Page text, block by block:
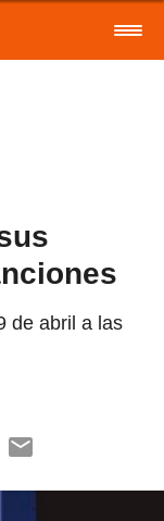
de abril a las